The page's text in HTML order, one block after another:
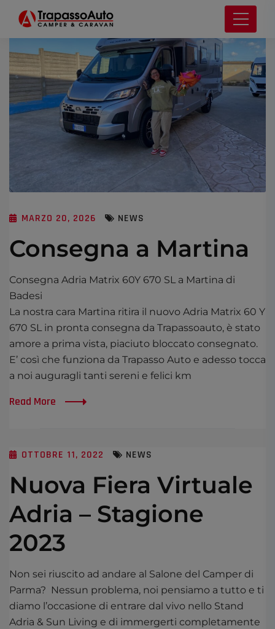
MARZO 20, 2026 NEWS
Consegna a Martina
Consegna Adria Matrix 60Y 670 SL a Martina di
Badesi
La nostra cara Martina ritira il nuovo Adria Matrix 60 Y
670 SL in pronta consegna da Trapassoauto, è stato
amore a prima vista, piaciuto bloccato consegnato.
E’ così che funziona da Trapasso Auto e adesso tocca
a noi auguragli tanti sereni e felici km
Read More
OTTOBRE 11, 2022 NEWS
Nuova Fiera Virtuale
Adria – Stagione
2023
Non sei riuscito ad andare al Salone del Camper di
Parma? Nessun problema, noi pensiamo a tutto e ti
diamo l’occasione di entrare dal vivo nello Stand
Adria & Sun Living e di immergerti completamente